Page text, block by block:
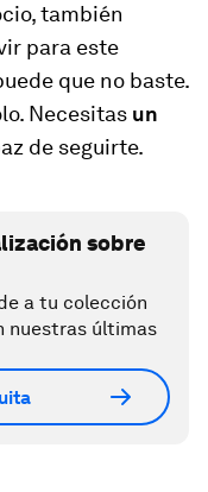
también
para este
que no baste.
Necesitas un
de seguirte.
sobre
a tu colección
nuestras últimas